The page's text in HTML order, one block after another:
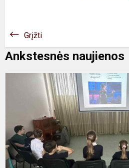
Grįžti
Ankstesnės naujienos